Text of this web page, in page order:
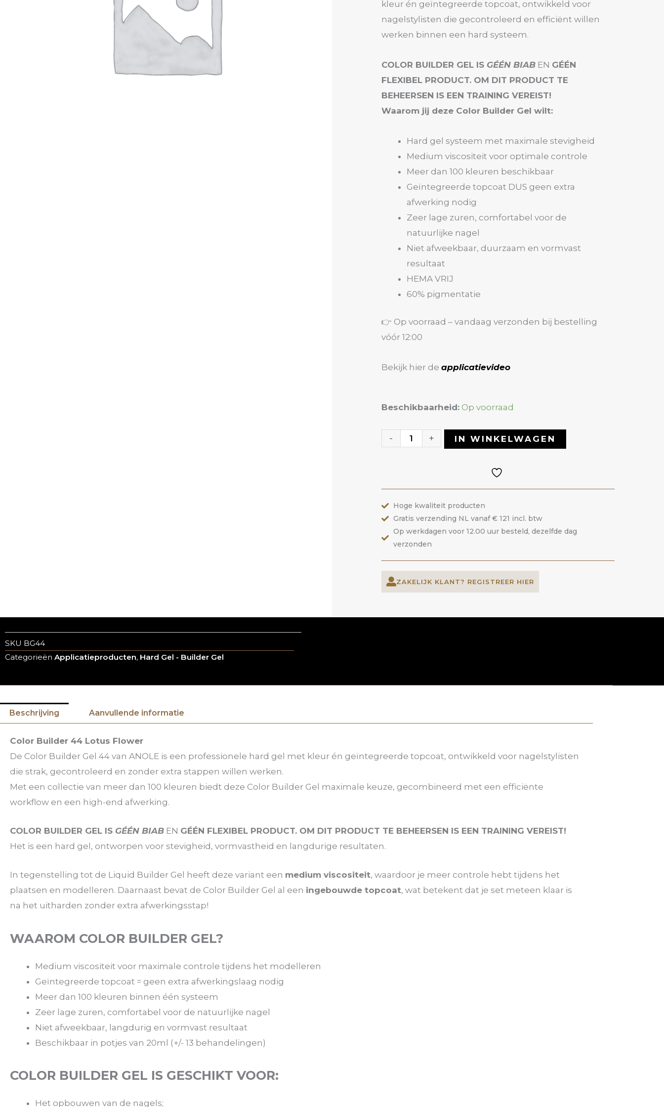
kleur én geïntegreerde topcoat, ontwikkeld voor
nagelstylisten die gecontroleerd en efficiënt willen
werken binnen een hard systeem.
COLOR BUILDER GEL IS GÉÉN BIAB EN GÉÉN
FLEXIBEL PRODUCT. OM DIT PRODUCT TE
BEHEERSEN IS EEN TRAINING VEREIST!
Waarom jij deze Color Builder Gel wilt:
Hard gel systeem met maximale stevigheid
Medium viscositeit voor optimale controle
Meer dan 100 kleuren beschikbaar
Geïntegreerde topcoat DUS geen extra
afwerking nodig
Zeer lage zuren, comfortabel voor de
natuurlijke nagel
Niet afweekbaar, duurzaam en vormvast
resultaat
HEMA VRIJ
60% pigmentatie
👉 Op voorraad – vandaag verzonden bij bestelling
vóór 12:00
Bekijk hier de applicatievideo
Beschikbaarheid: Op voorraad
-
Color
Gel
ANOLE
aantal
+ IN WINKELWAGEN
Hoge kwaliteit producten
Gratis verzending NL vanaf € 121 incl. btw
Op werkdagen voor 12.00 uur besteld, dezelfde dag
verzonden
ZAKELIJK KLANT? REGISTREER HIER
SKU BG44
Categorieën Applicatieproducten, Hard Gel - Builder Gel
Beschrijving Aanvullende informatie
Color Builder 44 Lotus Flower
De Color Builder Gel 44 van ANOLE is een professionele hard gel met kleur én geïntegreerde topcoat, ontwikkeld voor nagelstylisten
die strak, gecontroleerd en zonder extra stappen willen werken.
Met een collectie van meer dan 100 kleuren biedt deze Color Builder Gel maximale keuze, gecombineerd met een efficiënte
workflow en een high-end afwerking.
COLOR BUILDER GEL IS GÉÉN BIAB EN GÉÉN FLEXIBEL PRODUCT. OM DIT PRODUCT TE BEHEERSEN IS EEN TRAINING VEREIST!
Het is een hard gel, ontworpen voor stevigheid, vormvastheid en langdurige resultaten.
In tegenstelling tot de Liquid Builder Gel heeft deze variant een medium viscositeit, waardoor je meer controle hebt tijdens het
plaatsen en modelleren. Daarnaast bevat de Color Builder Gel al een ingebouwde topcoat, wat betekent dat je set meteen klaar is
na het uitharden zonder extra afwerkingsstap!
WAAROM COLOR BUILDER GEL?
Medium viscositeit voor maximale controle tijdens het modelleren
Geïntegreerde topcoat = geen extra afwerkingslaag nodig
Meer dan 100 kleuren binnen één systeem
Zeer lage zuren, comfortabel voor de natuurlijke nagel
Niet afweekbaar, langdurig en vormvast resultaat
Beschikbaar in potjes van 20ml (+/- 13 behandelingen)
COLOR BUILDER GEL IS GESCHIKT VOOR:
Het opbouwen van de nagels;